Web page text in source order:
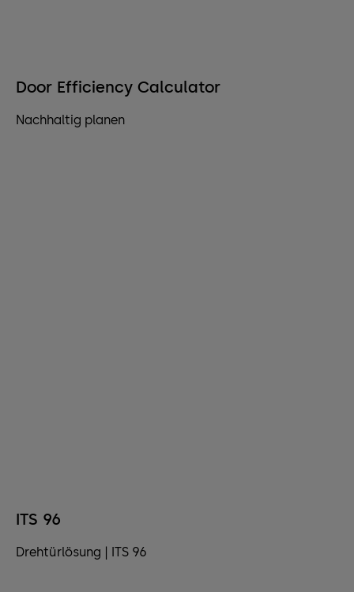
Door Efficiency Calculator
Nachhaltig planen
ITS 96
Drehtürlösung | ITS 96